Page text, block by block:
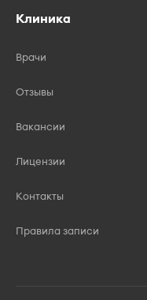
Клиника
Врачи
Отзывы
Вакансии
Лицензии
Контакты
Правила записи